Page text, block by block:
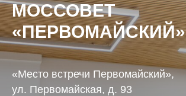
МОССОВЕТ
«ПЕРВОМАЙСКИЙ»
«Место встречи Первомайский»,
ул. Первомайская, д. 93